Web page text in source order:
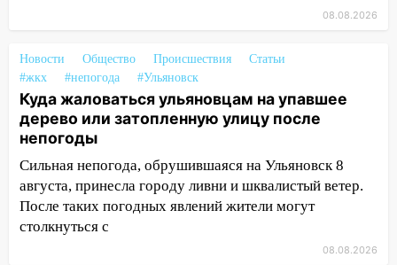
14:26
Жители Ульяновска сами
пытаются расчистить ливнёвки, не
дождавшись коммунальщиков
14:16 Шторм продолжает ломать город:
на улице Любови Шевцовой рухнул
светофор
14:14 Студента из Ульяновска обманули
мошенники под видом преподавателя
Куда жаловаться ульяновцам на
08.08.2026
Новости Общество Происшествия
Статьи
#жкх
#непогода #Ульяновск
Куда жаловаться ульяновцам на упавшее
дерево или затопленную улицу после
непогоды
Сильная непогода, обрушившаяся на Ульяновск 8
августа, принесла городу ливни и шквалистый ветер.
После таких погодных явлений жители могут
столкнуться с
08.08.2026